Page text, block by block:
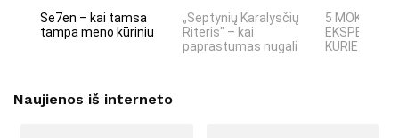
Se7en – kai tamsa
tampa meno kūriniu
„Septynių Karalysčių
Riteris" – kai
paprastumas nugali
5 MOKSLINIAI
KURIE
Naujienos iš interneto